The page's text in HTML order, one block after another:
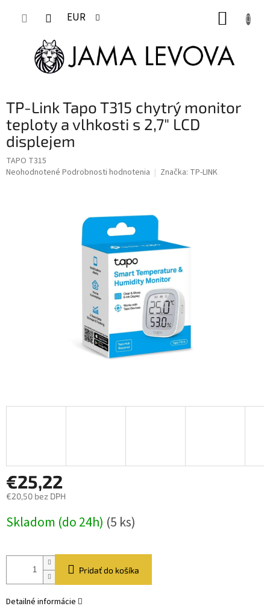
EUR
TP-Link Tapo T315 chytrý monitor
teploty a vlhkosti s 2,7" LCD
displejem
TAPO T315
Priemerné
Neohodnotené Podrobnosti hodnotenia Značka: TP-LINK
€25,22
€20,50 bez DPH
cena:
Skladom (do 24h) (5 ks)
Pridať do košíka
Detailné informácie